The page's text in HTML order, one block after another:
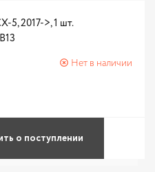
5, 2017->, 1 шт.
Нет в наличии
о поступлении